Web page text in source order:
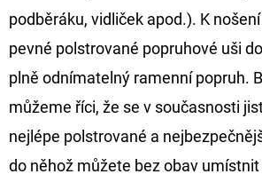
podběráku, vidliček apod.). K
pevné polstrované popruhové uši
plně odnímatelný ramenní popruh.
můžeme říci, že se v současnosti
nejlépe polstrované a
do něhož můžete bez obav